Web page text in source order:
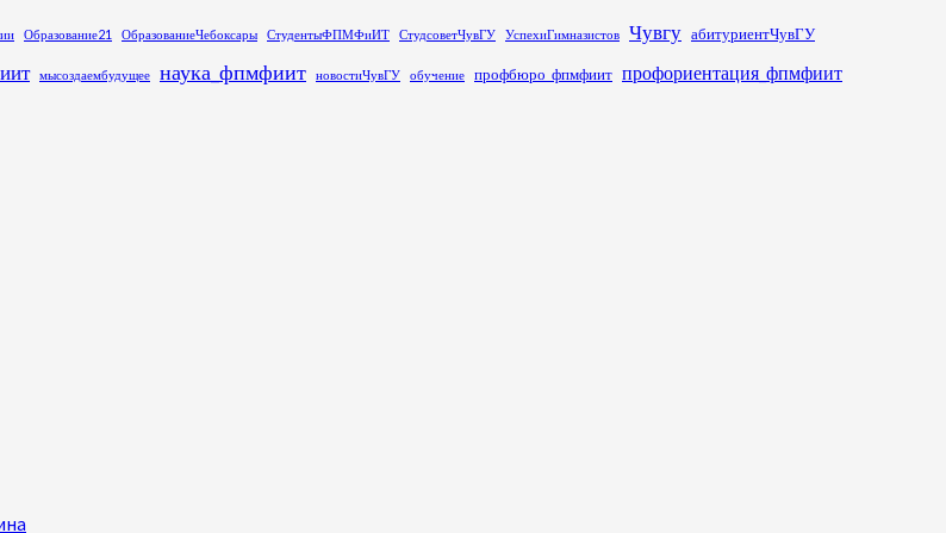
Образование21 ОбразованиеЧебоксары СтудентыФПМФиИТ СтудсоветЧувГУ УспехиГимназистов Чувгу абитуриентЧувГУ
мысоздаембудущее наука_фпмфиит новостиЧувГУ обучение профбюро_фпмфиит профориентация_фпмфиит